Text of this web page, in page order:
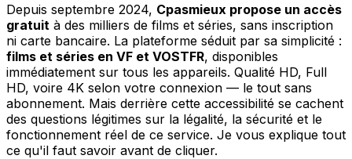
Depuis septembre 2024, Cpasmieux propose un accès
gratuit à des milliers de films et séries, sans inscription
ni carte bancaire. La plateforme séduit par sa simplicité :
films et séries en VF et VOSTFR, disponibles
immédiatement sur tous les appareils. Qualité HD, Full
HD, voire 4K selon votre connexion — le tout sans
abonnement. Mais derrière cette accessibilité se cachent
des questions légitimes sur la légalité, la sécurité et le
fonctionnement réel de ce service. Je vous explique tout
ce qu'il faut savoir avant de cliquer.